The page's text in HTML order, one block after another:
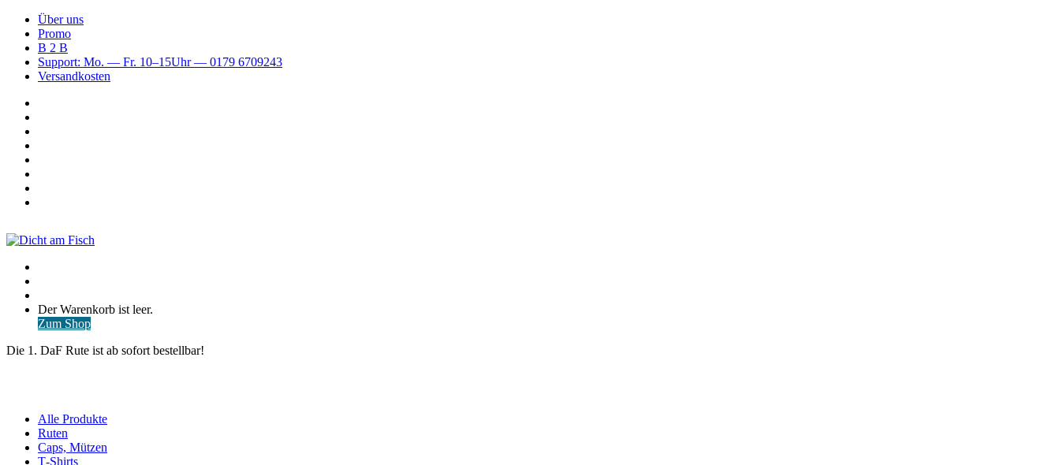
Über uns
Promo
B 2 B
Support: Mo. — Fr. 10–15Uhr — 0179 6709243
Versandkosten
Warenkorb
ansehen
Der Warenkorb ist leer.
Zum Shop
Die 1. DaF Rute ist ab sofort bestellbar!
Alle Produkte
Ruten
Caps, Mützen
T‑Shirts